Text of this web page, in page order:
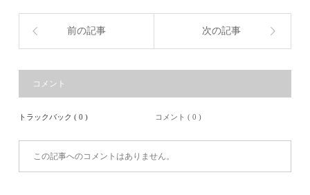
前の記事 次の記事
コメント
トラックバック ( 0 ) コメント ( 0 )
この記事へのコメントはありません。